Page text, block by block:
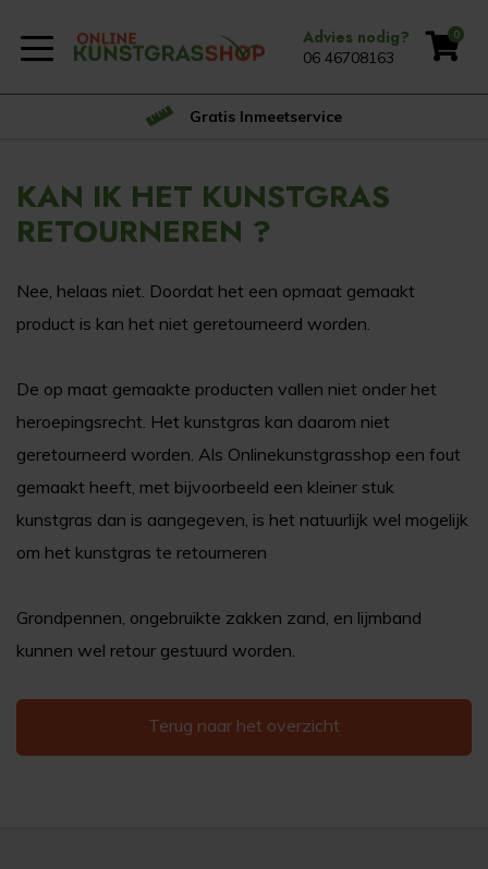
Advies nodig?
06 46708163
0
Gratis Inmeetservice
KAN IK HET KUNSTGRAS
RETOURNEREN ?
Nee, helaas niet. Doordat het een opmaat gemaakt
product is kan het niet geretourneerd worden.
De op maat gemaakte producten vallen niet onder het
heroepingsrecht. Het kunstgras kan daarom niet
geretourneerd worden. Als Onlinekunstgrasshop een fout
gemaakt heeft, met bijvoorbeeld een kleiner stuk
kunstgras dan is aangegeven, is het natuurlijk wel mogelijk
om het kunstgras te retourneren
Grondpennen, ongebruikte zakken zand, en lijmband
kunnen wel retour gestuurd worden.
Terug naar het overzicht